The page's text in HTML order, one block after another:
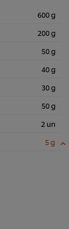
600 g
200 g
50 g
40 g
30 g
50 g
2 un
5 g